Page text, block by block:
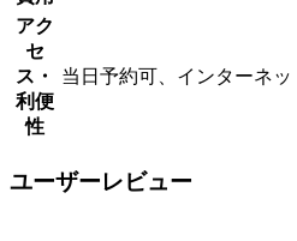
アク
セ
ス・
利便
性
当日予約可、インターネ
ユーザーレビュー